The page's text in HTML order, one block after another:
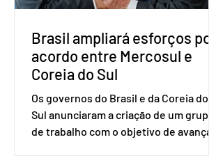
Fundaç
Brasil ampliará esforços por
acordo entre Mercosul e
Coreia do Sul
Os governos do Brasil e da Coreia do
Sul anunciaram a criação de um grupo
de trabalho com o objetivo de avançar